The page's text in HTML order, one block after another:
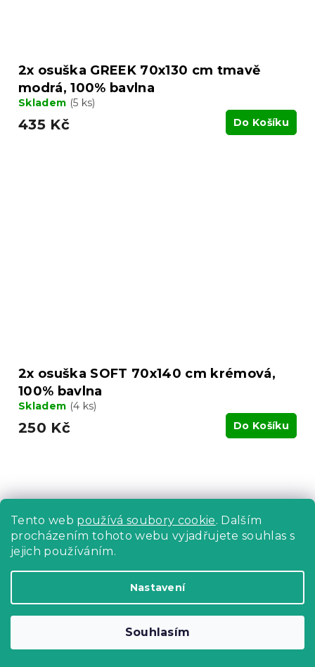
Tento web používá soubory cookie. Dalším
procházením tohoto webu vyjadřujete souhlas s
jejich používáním.
Nastavení
Souhlasím
2x osuška GREEK 70x130 cm tmavě
modrá, 100% bavlna
Skladem (5 ks)
435 Kč Do Košíku
2x osuška SOFT 70x140 cm krémová,
100% bavlna
Skladem (4 ks)
250 Kč Do Košíku